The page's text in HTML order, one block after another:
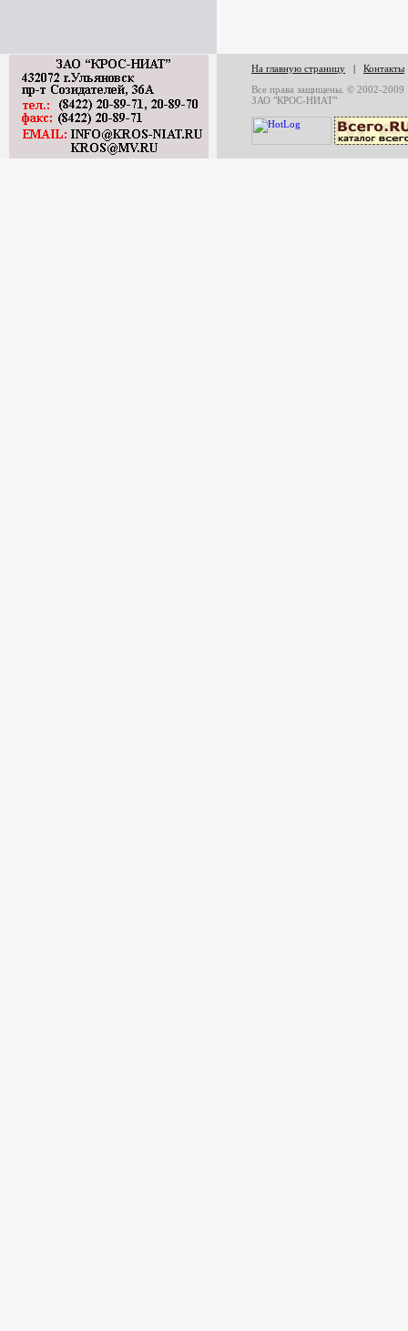
На главную страницу | Контакты
Все права защищены. © 2002-2009
ЗАО "КРОС-НИАТ"